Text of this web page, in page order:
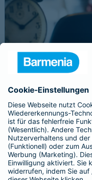
Schnelle
gewährleisten
Der Dackel Balu macht
frisst er leider eine mit